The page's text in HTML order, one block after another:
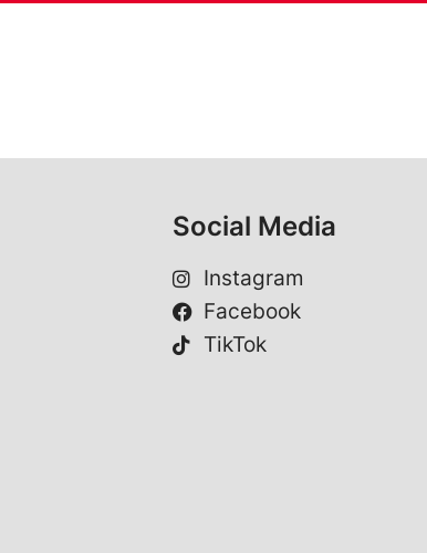
Social Media
Instagram
Facebook
TikTok